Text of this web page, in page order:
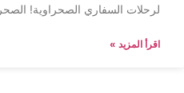
لرحلات السفاري الصحراوية!
اقرأ المزيد »